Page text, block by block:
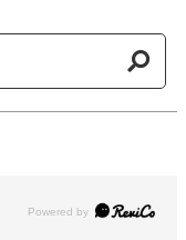
Powered by